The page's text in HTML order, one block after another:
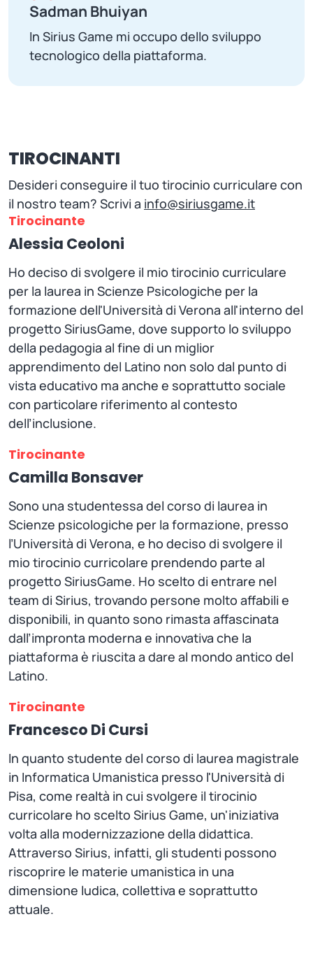
Sadman Bhuiyan
In Sirius Game mi occupo dello sviluppo
tecnologico della piattaforma.
TIROCINANTI
Desideri conseguire il tuo tirocinio curriculare con
il nostro team? Scrivi a info@siriusgame.it
Tirocinante
Alessia Ceoloni
Ho deciso di svolgere il mio tirocinio curriculare
per la laurea in Scienze Psicologiche per la
formazione dell'Università di Verona all'interno del
progetto SiriusGame, dove supporto lo sviluppo
della pedagogia al fine di un miglior
apprendimento del Latino non solo dal punto di
vista educativo ma anche e soprattutto sociale
con particolare riferimento al contesto
dell’inclusione.
Tirocinante
Camilla Bonsaver
Sono una studentessa del corso di laurea in
Scienze psicologiche per la formazione, presso
l’Università di Verona, e ho deciso di svolgere il
mio tirocinio curricolare prendendo parte al
progetto SiriusGame. Ho scelto di entrare nel
team di Sirius, trovando persone molto affabili e
disponibili, in quanto sono rimasta affascinata
dall’impronta moderna e innovativa che la
piattaforma è riuscita a dare al mondo antico del
Latino.
Tirocinante
Francesco Di Cursi
In quanto studente del corso di laurea magistrale
in Informatica Umanistica presso l'Università di
Pisa, come realtà in cui svolgere il tirocinio
curricolare ho scelto Sirius Game, un'iniziativa
volta alla modernizzazione della didattica.
Attraverso Sirius, infatti, gli studenti possono
riscoprire le materie umanistica in una
dimensione ludica, collettiva e soprattutto
attuale.